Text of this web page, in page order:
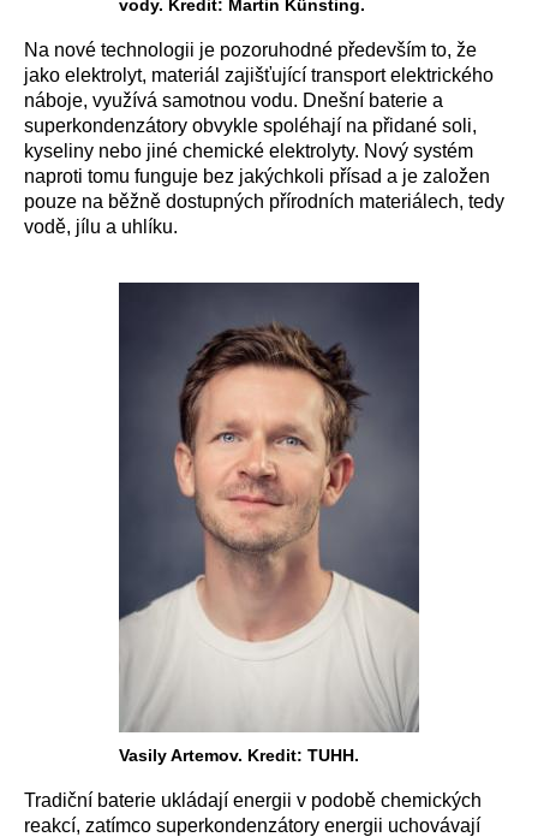
vody. Kredit: Martin Künsting.
Na nové technologii je pozoruhodné především to, že
jako elektrolyt, materiál zajišťující transport elektrického
náboje, využívá samotnou vodu. Dnešní baterie a
superkondenzátory obvykle spoléhají na přidané soli,
kyseliny nebo jiné chemické elektrolyty. Nový systém
naproti tomu funguje bez jakýchkoli přísad a je založen
pouze na běžně dostupných přírodních materiálech, tedy
vodě, jílu a uhlíku.
Vasily Artemov. Kredit: TUHH.
Tradiční baterie ukládají energii v podobě chemických
reakcí, zatímco superkondenzátory energii uchovávají